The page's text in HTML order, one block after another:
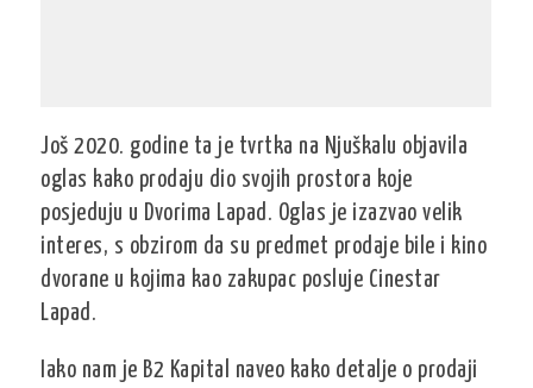
Još 2020. godine ta je tvrtka na Njuškalu objavila
oglas kako prodaju dio svojih prostora koje
posjeduju u Dvorima Lapad. Oglas je izazvao velik
interes, s obzirom da su predmet prodaje bile i kino
dvorane u kojima kao zakupac posluje Cinestar
Lapad.
Iako nam je B2 Kapital naveo kako detalje o prodaji